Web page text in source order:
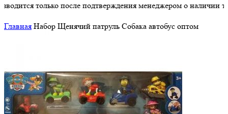
только после подтверждения менеджером о наличии
Главная Набор Щенячий патруль Собака автобус оптом